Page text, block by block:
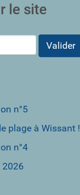
le site
Valider
n°5
plage à Wissant !
n°4
2026